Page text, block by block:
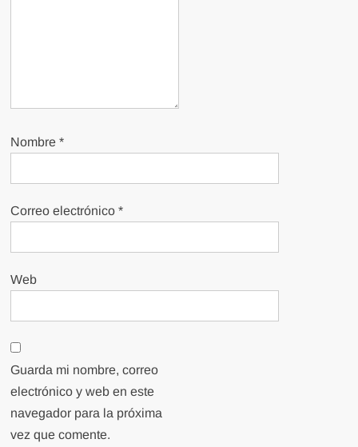
Nombre*
Correo electrónico*
Web
Guarda mi nombre, correo
electrónico y web en este
navegador para la próxima
vez que comente.